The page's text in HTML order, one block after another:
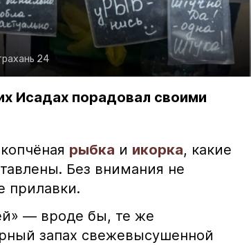
24
Исадах порадовал своими
рыбка и икорка, какие
Без внимания не
прилавки.
— вроде бы, те же
запах свежевысушенной